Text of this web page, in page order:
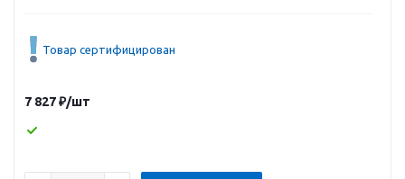
Товар сертифицирован
7 827₽/шт